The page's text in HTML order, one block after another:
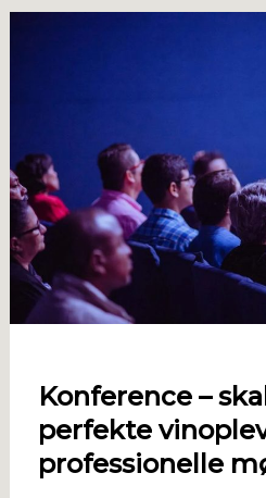
Konference –
perfekte
professionelle